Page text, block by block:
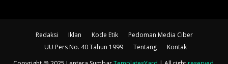
Redaksi Iklan Kode Etik
Pedoman Media Ciber
UU Pers No. 40 Tahun 1999
Tentang
Kontak